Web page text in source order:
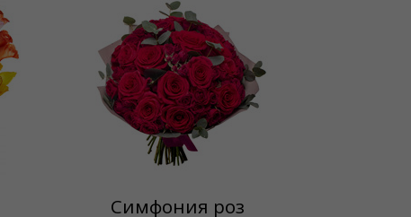
Симфония роз